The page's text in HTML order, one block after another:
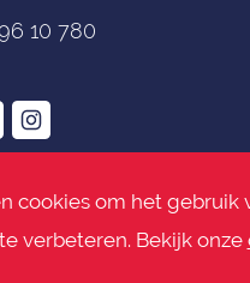
10 780
Disclaimer
cookies om het gebruik
te verbeteren. Bekijk onze